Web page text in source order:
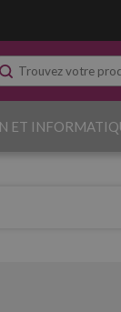
ET